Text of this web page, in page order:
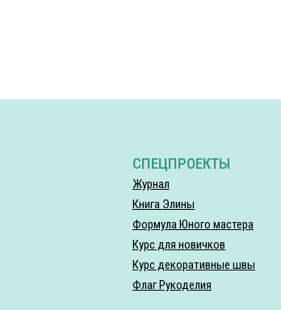
СПЕЦПРОЕКТЫ
Журнал
Книга Элины
Формула Юного мастера
Курс для новичков
Курс декоративные швы
Флаг Рукоделия